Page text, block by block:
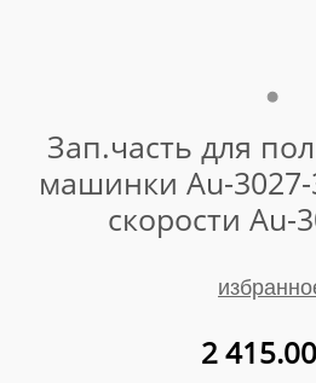
Зап.часть для
машинки Au-3027-
скорости Au-
2 415.00